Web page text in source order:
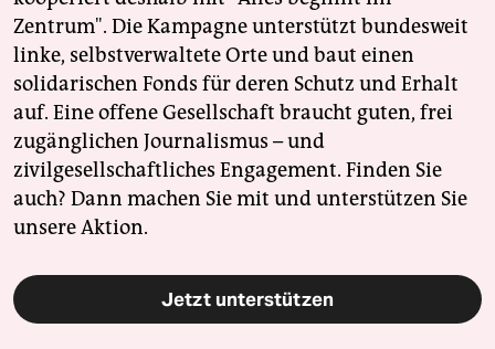
Zentrum". Die Kampagne unterstützt bundesweit
linke, selbstverwaltete Orte und baut einen
solidarischen Fonds für deren Schutz und Erhalt
auf. Eine offene Gesellschaft braucht guten, frei
zugänglichen Journalismus – und
zivilgesellschaftliches Engagement. Finden Sie
auch? Dann machen Sie mit und unterstützen Sie
unsere Aktion.
Jetzt unterstützen